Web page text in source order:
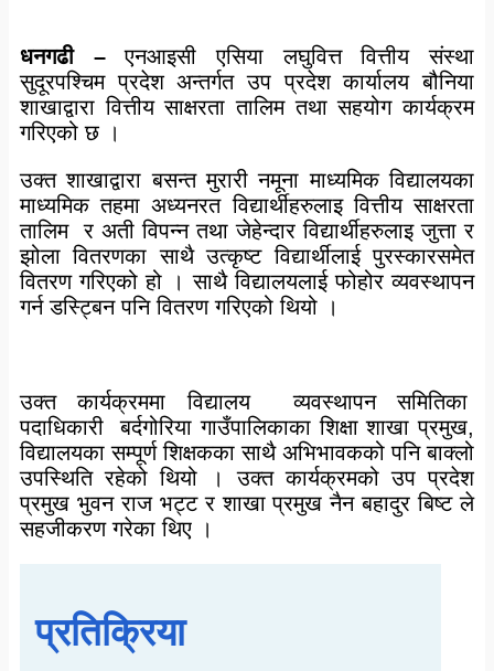
धनगढी –एनआइसी एसिया लघुवित्त वित्तीय संस्था
सुदूरपश्चिम प्रदेश अन्तर्गत उप प्रदेश कार्यालय बौनिया
शाखाद्वारा वित्तीय साक्षरता तालिम तथा सहयोग कार्यक्रम
गरिएको छ ।
उक्त शाखाद्वारा बसन्त मुरारी नमूना माध्यमिक विद्यालयका
माध्यमिक तहमा अध्यनरत विद्यार्थीहरुलाइ वित्तीय साक्षरता
तालिम र अती विपन्न तथा जेहेन्दार विद्यार्थीहरुलाइ जुत्ता र
झोला वितरणका साथै उत्कृष्ट विद्यार्थीलाई पुरस्कारसमेत
वितरण गरिएको हो । साथै विद्यालयलाई फोहोर व्यवस्थापन
गर्न डस्ट्बिन पनि वितरण गरिएको थियो ।
उक्त कार्यक्रममा विद्यालय व्यवस्थापन समितिका
पदाधिकारी बर्दगोरिया गाउँपालिकाका शिक्षा शाखा प्रमुख,
विद्यालयका सम्पूर्ण शिक्षकका साथै अभिभावकको पनि बाक्लो
उपस्थिति रहेको थियो । उक्त कार्यक्रमको उप प्रदेश
प्रमुख भुवन राज भट्ट र शाखा प्रमुख नैन बहादुर बिष्ट ले
सहजीकरण गरेका थिए ।
प्रतिक्रिया